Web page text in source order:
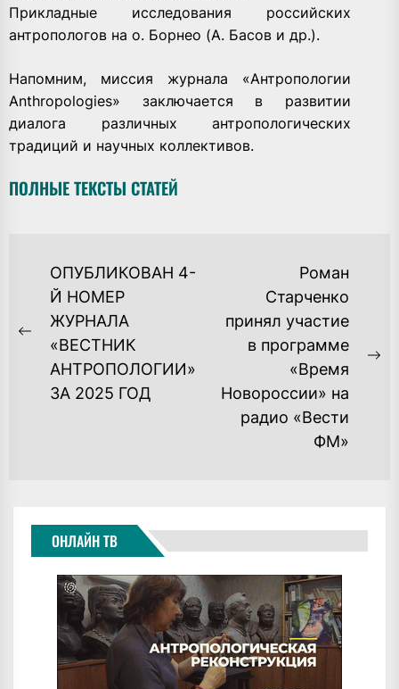
Прикладные исследования российских
антропологов на о. Борнео (А. Басов и др.).
Напомним, миссия журнала «Антропологии
Anthropologies» заключается в развитии
диалога различных антропологических
традиций и научных коллективов.
ПОЛНЫЕ ТЕКСТЫ СТАТЕЙ
НАВИГАЦИЯ
ЗАПИСЯМ
Previous
post:
ОПУБЛИКОВАН 4-
Й НОМЕР
ЖУРНАЛА
«ВЕСТНИК
АНТРОПОЛОГИИ»
ЗА 2025 ГОД
Роман
Старченко
принял участие
в программе
«Время
Новороссии» на
радио «Вести
ФМ»
ОНЛАЙН ТВ